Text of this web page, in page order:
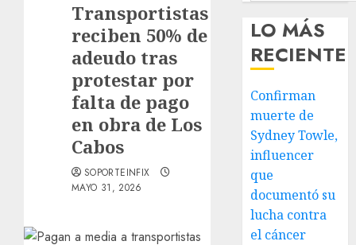
Transportistas
reciben 50% de
adeudo tras
protestar por
falta de pago
en obra de Los
Cabos
SOPORTEINFIX
MAYO 31, 2026
LO MÁS
RECIENTE
Confirman
muerte de
Sydney Towle,
influencer
que
documentó su
lucha contra
el cáncer